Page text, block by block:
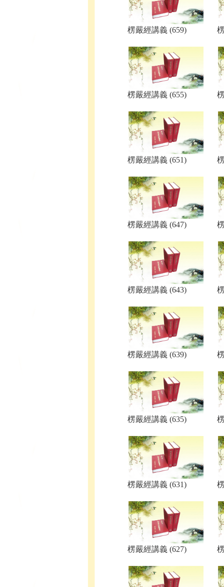
楞嚴經講義 (659)
楞嚴經講義 (655)
楞嚴經講義 (651)
楞嚴經講義 (647)
楞嚴經講義 (643)
楞嚴經講義 (639)
楞嚴經講義 (635)
楞嚴經講義 (631)
楞嚴經講義 (627)